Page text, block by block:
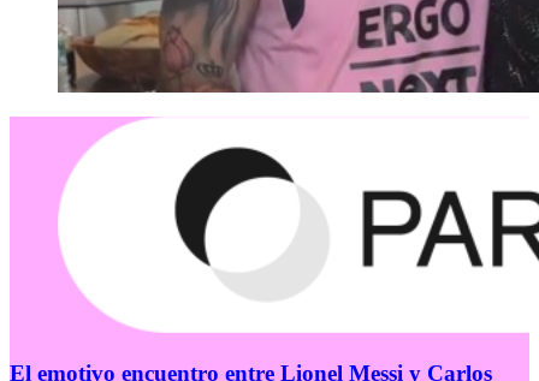
El emotivo encuentro entre Lionel Messi y Carlos